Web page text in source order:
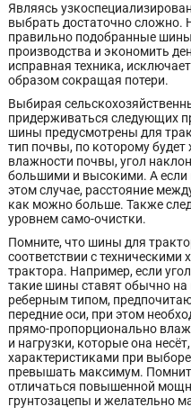
Являясь
выбрать достаточно сложно.
правильно подобранные
производства и экономить
исправная техника,
образом сокращая потери.
Выбирая
придерживаться следующих
шины предусмотрены для
тип почвы, по которому
влажности почвы, угол
большими и высокими. А если
этом случае, расстояние
как можно больше. Также
уровнем само-очистки.
Помните, что шины для
соответствии с техническими
трактора. Например, если
такие шины ставят обычно на
реберным типом,
передние оси, при этом
прямо-пропорционально
и нагрузки, которые она
характеристиками при
превышать максимум.
отличаться повышенной
грунтозацепы и желательно